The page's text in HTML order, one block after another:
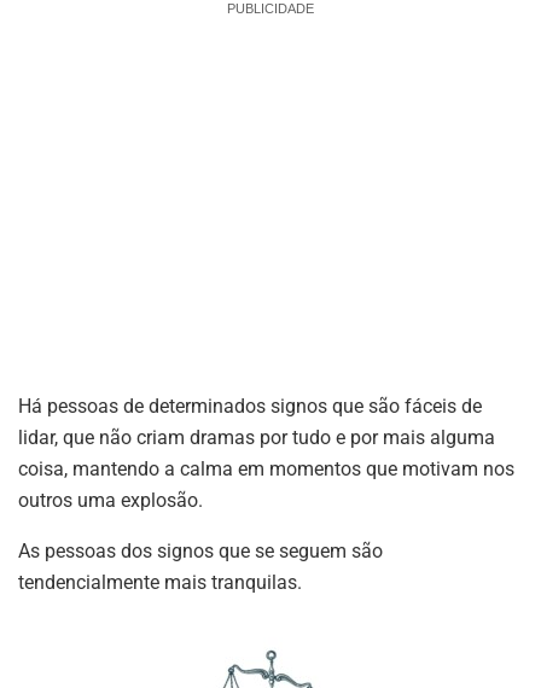
PUBLICIDADE
Há pessoas de determinados signos que são fáceis de
lidar, que não criam dramas por tudo e por mais alguma
coisa, mantendo a calma em momentos que motivam nos
outros uma explosão.
As pessoas dos signos que se seguem são
tendencialmente mais tranquilas.